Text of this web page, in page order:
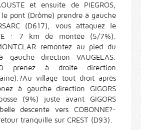
et ensuite de PIEGROS,
le pont (Drôme) prendre à gauche
(D617), vous attaquez le
: 7 km de montée (5/7%).
remontez au pied du
gauche direction VAUGELAS.
prenez à droite direction
village tout droit après
à gauche direction GIGORS
(9%) juste avant GIGORS
descente vers COBONNE?-
tranquille sur CREST (D93).